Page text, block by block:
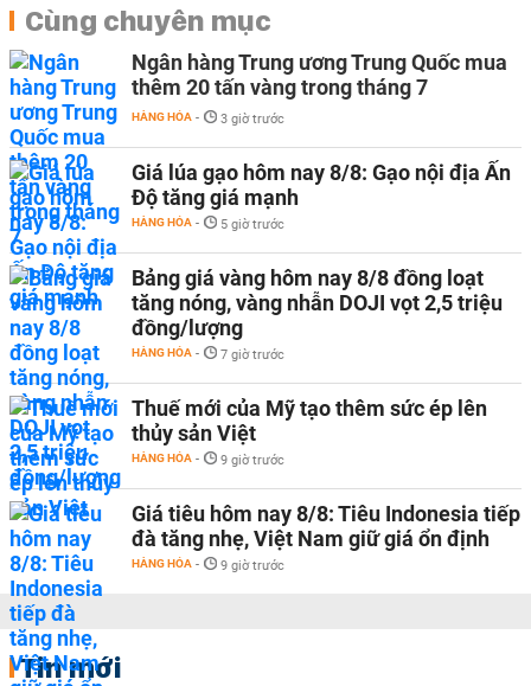
Cùng chuyên mục
Ngân hàng Trung ương Trung Quốc mua
thêm 20 tấn vàng trong tháng 7
HÀNG HÓA - 3 giờ trước
Giá lúa gạo hôm nay 8/8: Gạo nội địa Ấn
Độ tăng giá mạnh
HÀNG HÓA - 5 giờ trước
Bảng giá vàng hôm nay 8/8 đồng loạt
tăng nóng, vàng nhẫn DOJI vọt 2,5 triệu
đồng/lượng
HÀNG HÓA - 7 giờ trước
Thuế mới của Mỹ tạo thêm sức ép lên
thủy sản Việt
HÀNG HÓA - 9 giờ trước
Giá tiêu hôm nay 8/8: Tiêu Indonesia tiếp
đà tăng nhẹ, Việt Nam giữ giá ổn định
HÀNG HÓA - 9 giờ trước
Tin mới